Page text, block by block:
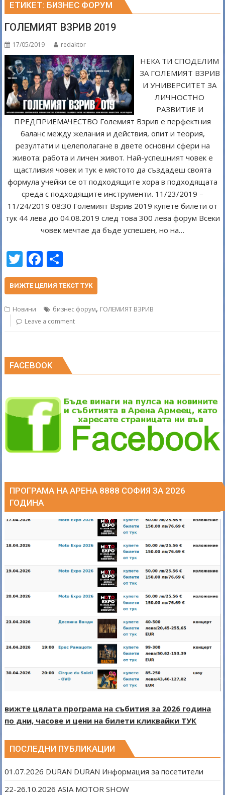
ЕТИКЕТ: БИЗНЕС ФОРУМ
ГОЛЕМИЯТ ВЗРИВ 2019
17/05/2019 redaktor
НЕКА ТИ СПОДЕЛИМ
ЗА ГОЛЕМИЯТ ВЗРИВ
И УНИВЕРСИТЕТ ЗА
ЛИЧНОСТНО
РАЗВИТИЕ И
ПРЕДПРИЕМАЧЕСТВО Големият Взрив е перфектния
баланс между желания и действия, опит и теория,
резултати и целеполагане в двете основни сфери на
живота: работа и личен живот. Най-успешният човек е
щастливия човек и тук е мястото да създадеш своята
формула учейки се от подходящите хора в подходящата
среда с подходящите инструменти. 11/23/2019 –
11/24/2019 08:30 Големият Взрив 2019 купете билети от
тук 44 лева до 04.08.2019 след това 300 лева форум Всеки
човек мечтае да бъде успешен, но на…
T
w
itt
er
F
ac
e
b
o
o
k
h
ar
e
ВИЖТЕ ЦЕЛИЯ ТЕКСТ ТУК
Новини бизнес форум, ГОЛЕМИЯТ ВЗРИВ
Leave a comment
FACEBOOK
ПРОГРАМА НА АРЕНА 8888 СОФИЯ ЗА 2026
ГОДИНА
вижте цялата програма на събития за 2026 година
по дни, часове и цени на билети кликвайки ТУК
ПОСЛЕДНИ ПУБЛИКАЦИИ
01.07.2026 DURAN DURAN Информация за посетители
22-26.10.2026 ASIA MOTOR SHOW